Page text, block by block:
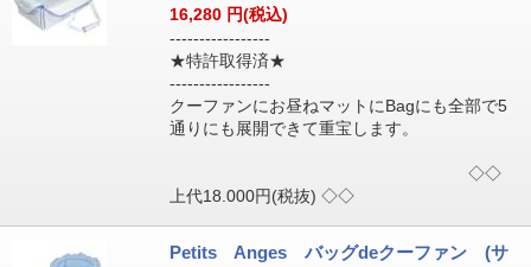
16,280 円(税込)
-----------------
★特許取得済★
-----------------
クーファンにお昼ねマットにBagにも全部で5
通りにも展開できて重宝します。
◇◇
上代18.000円(税抜) ◇◇
Petits Anges バッグdeクーファン (サ